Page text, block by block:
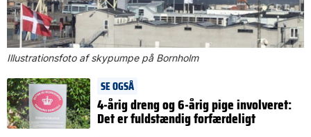
Illustrationsfoto af skypumpe på Bornholm
SE OGSÅ
4-årig dreng og 6-årig pige involveret:
Det er fuldstændig forfærdeligt